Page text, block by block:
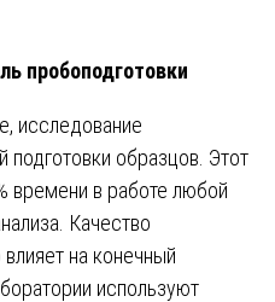
пробоподготовки
исследование
образцов. Этот
времени в работе любой
Качество
на конечный
используют